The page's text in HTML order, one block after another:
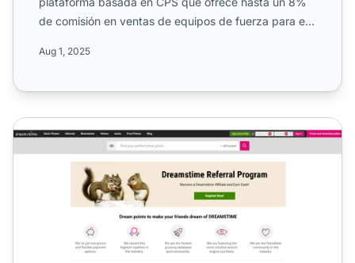
de comisión en ventas de equipos de fuerza para el
Aug 1, 2025
Programa de Afiliados de Dreamstime